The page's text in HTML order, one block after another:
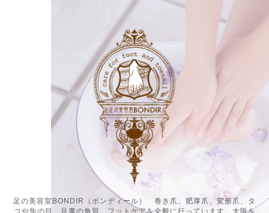
足の美容室BONDIR（ボンディール） 巻き爪、肥厚爪、変形爪、タ
コや魚の目、足裏の角質。フットケアを全般に行っています。大阪を